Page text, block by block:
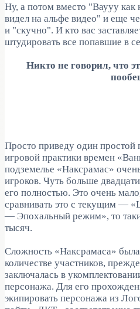
Ну, а потом вместо "Ваууу
видел на альфе видео" и еще
и "скучно". И кто вас
штудировать все попавшие в
Никто не говорил, что
Просто приведу один
игровой практики времен
подземелье «Наксрамас»
игроков. Чуть больше
его полностью. Это очень
сравнивать это с текущим —
— Эпохальный режим», то
тысяч.
Сложность «Наксрамаса» была
количестве участников,
заключалась в
персонажа. Для его
экипировать персонажа из